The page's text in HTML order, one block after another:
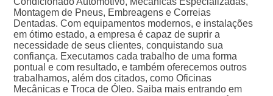
Montagem de Pneus, Embreagens e Correias
Dentadas. Com equipamentos modernos, e instalações
em ótimo estado, a empresa é capaz de suprir a
necessidade de seus clientes, conquistando sua
confiança. Executamos cada trabalho de uma forma
pontual e com resultado, e também oferecemos outros
trabalhamos, além dos citados, como Oficinas
Mecânicas e Troca de Óleo. Saiba mais entrando em